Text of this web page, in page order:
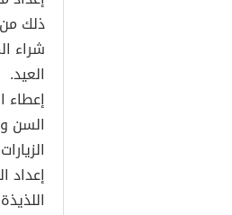
ذلك
شراء
العيد.
إعطاء
السن
إعداد